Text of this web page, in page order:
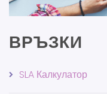
ВРЪЗКИ
SLA Калкулатор